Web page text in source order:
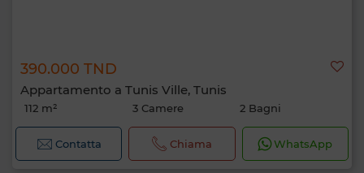
390.000 TND
Appartamento a Tunis Ville, Tunis
112 m² 3 Camere 2 Bagni
Contatta Chiama WhatsApp